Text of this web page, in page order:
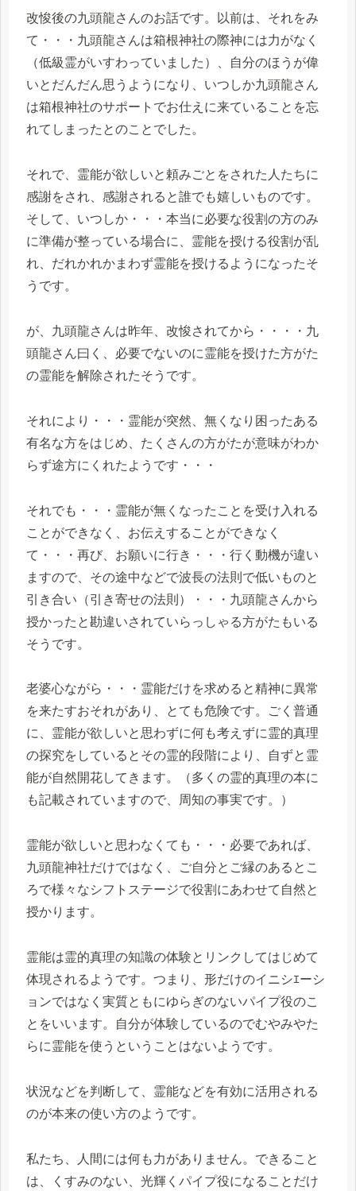
改悛後の九頭龍さんのお話です。以前は、それをみ
て・・・九頭龍さんは箱根神社の際神には力がなく
（低級霊がいすわっていました）、自分のほうが偉
いとだんだん思うようになり、いつしか九頭龍さん
は箱根神社のサポートでお仕えに来ていることを忘
れてしまったとのことでした。
それで、霊能が欲しいと頼みごとをされた人たちに
感謝をされ、感謝されると誰でも嬉しいものです。
そして、いつしか・・・本当に必要な役割の方のみ
に準備が整っている場合に、霊能を授ける役割が乱
れ、だれかれかまわず霊能を授けるようになったそ
うです。
が、九頭龍さんは昨年、改悛されてから・・・・九
頭龍さん曰く、必要でないのに霊能を授けた方がた
の霊能を解除されたそうです。
それにより・・・霊能が突然、無くなり困ったある
有名な方をはじめ、たくさんの方がたが意味がわか
らず途方にくれたようです・・・
それでも・・・霊能が無くなったことを受け入れる
ことができなく、お伝えすることができなく
て・・・再び、お願いに行き・・・行く動機が違い
ますので、その途中などで波長の法則で低いものと
引き合い（引き寄せの法則）・・・九頭龍さんから
授かったと勘違いされていらっしゃる方がたもいる
そうです。
老婆心ながら・・・霊能だけを求めると精神に異常
を来たすおそれがあり、とても危険です。ごく普通
に、霊能が欲しいと思わずに何も考えずに霊的真理
の探究をしているとその霊的段階により、自ずと霊
能が自然開花してきます。（多くの霊的真理の本に
も記載されていますので、周知の事実です。）
霊能が欲しいと思わなくても・・・必要であれば、
九頭龍神社だけではなく、ご自分とご縁のあるとこ
ろで様々なシフトステージで役割にあわせて自然と
授かります。
霊能は霊的真理の知識の体験とリンクしてはじめて
体現されるようです。つまり、形だけのイニシｴーシ
ョンではなく実質ともにゆらぎのないパイプ役のこ
とをいいます。自分が体験しているのでむやみやた
らに霊能を使うということはないようです。
状況などを判断して、霊能などを有効に活用される
のが本来の使い方のようです。
私たち、人間には何も力がありません。できること
は、くすみのない、光輝くパイプ役になることだけ